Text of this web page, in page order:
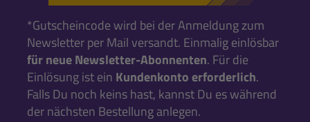
*Gutscheincode wird bei der Anmeldung zum
Newsletter per Mail versandt. Einmalig einlösbar
für neue Newsletter-Abonnenten. Für die
Einlösung ist ein Kundenkonto erforderlich.
Falls Du noch keins hast, kannst Du es während
der nächsten Bestellung anlegen.